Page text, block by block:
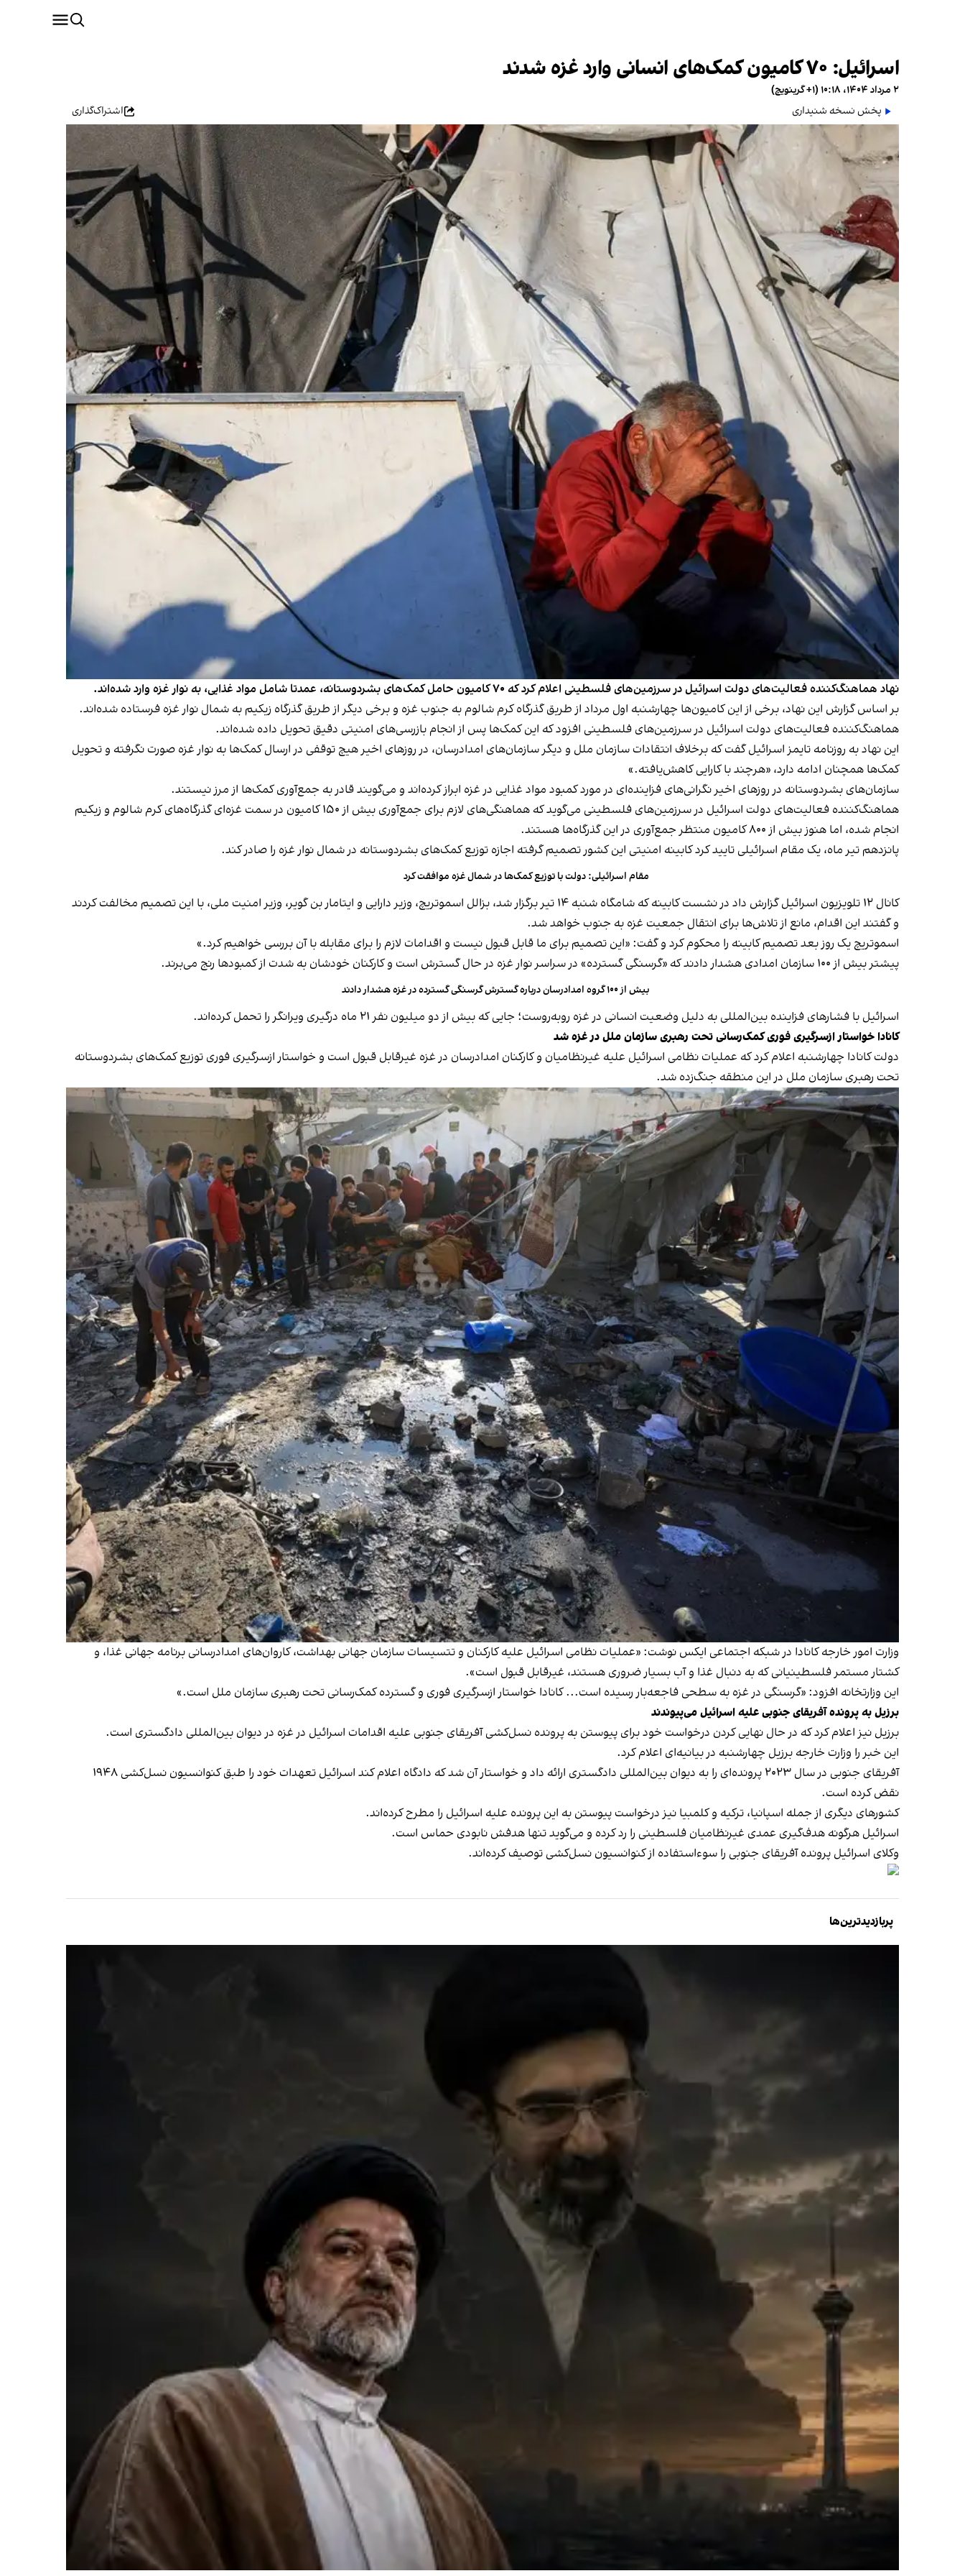
اسرائیل: ۷۰ کامیون کمک‌های انسانی وارد غزه شدند
۲ مرداد ۱۴۰۴، ۱۰:۱۸ (‎+۱ گرینویچ)
پخش نسخه شنیداری
اشتراک‌گذاری
نهاد هماهنگ‌کننده فعالیت‌های دولت اسرائیل در سرزمین‌های فلسطینی اعلام کرد که ۷۰ کامیون حامل کمک‌های بشردوستانه، عمدتا شامل مواد غذایی، به نوار غزه وارد شده‌اند.
بر اساس گزارش این نهاد، برخی از این کامیون‌ها چهارشنبه اول مرداد از طریق گذرگاه کرم شالوم به جنوب غزه و برخی دیگر از طریق گذرگاه زیکیم به شمال نوار غزه فرستاده شده‌اند.
هماهنگ‌کننده فعالیت‌های دولت اسرائیل در سرزمین‌های فلسطینی افزود که این کمک‌ها پس از انجام بازرسی‌های امنیتی دقیق تحویل داده شده‌اند.
این نهاد به روزنامه تایمز اسرائیل گفت که برخلاف انتقادات سازمان ملل و دیگر سازمان‌های امدادرسان، در روزهای اخیر هیچ توقفی در ارسال کمک‌ها به نوار غزه صورت نگرفته و تحویل
کمک‌ها همچنان ادامه دارد، «هرچند با کارایی کاهش‌یافته.»
سازمان‌های بشردوستانه در روزهای اخیر نگرانی‌های فزاینده‌ای در مورد کمبود مواد غذایی در غزه ابراز کرده‌اند و می‌گویند قادر به جمع‌آوری کمک‌ها از مرز نیستند.
هماهنگ‌کننده فعالیت‌های دولت اسرائیل در سرزمین‌های فلسطینی می‌گوید که هماهنگی‌های لازم برای جمع‌آوری بیش از ۱۵۰ کامیون در سمت غزه‌ای گذرگاه‌های کرم شالوم و زیکیم
انجام شده، اما هنوز بیش از ۸۰۰ کامیون منتظر جمع‌آوری در این گذرگاه‌ها هستند.
پانزدهم تیر ماه، یک مقام اسرائیلی تایید کرد کابینه امنیتی این کشور تصمیم گرفته اجازه توزیع کمک‌های بشردوستانه در شمال نوار غزه را صادر کند.
مقام اسرائیلی: دولت با توزیع کمک‌ها در شمال غزه موافقت کرد
کانال ۱۲ تلویزیون اسرائیل گزارش داد در نشست کابینه که شامگاه شنبه ۱۴ تیر برگزار شد، بزالل اسموتریچ، وزیر دارایی و ایتامار بن گویر، وزیر امنیت ملی، با این تصمیم مخالفت کردند
و گفتند این اقدام، مانع از تلاش‌ها برای انتقال جمعیت غزه به جنوب خواهد شد.
اسموتریچ یک روز بعد تصمیم کابینه را محکوم کرد و گفت: «این تصمیم برای ما قابل قبول نیست و اقدامات لازم را برای مقابله با آن بررسی خواهیم کرد.»
پیشتر بیش از ۱۰۰ سازمان امدادی هشدار دادند که «گرسنگی گسترده» در سراسر نوار غزه در حال گسترش است و کارکنان خودشان به شدت از کمبودها رنج می‌برند.
بیش از ۱۰۰ گروه امدادرسان درباره گسترش گرسنگی گسترده در غزه هشدار دادند
اسرائیل با فشارهای فزاینده بین‌المللی به دلیل وضعیت انسانی در غزه روبه‌روست؛ جایی که بیش از دو میلیون نفر ۲۱ ماه درگیری ویرانگر را تحمل کرده‌اند.
کانادا خواستار ازسرگیری فوری کمک‌رسانی تحت رهبری سازمان ملل در غزه شد
دولت کانادا چهارشنبه اعلام کرد که عملیات نظامی اسرائیل علیه غیرنظامیان و کارکنان امدادرسان در غزه غیرقابل قبول است و خواستار ازسرگیری فوری توزیع کمک‌های بشردوستانه
تحت رهبری سازمان ملل در این منطقه جنگ‌زده شد.
وزارت امور خارجه کانادا در شبکه اجتماعی ایکس نوشت: «عملیات نظامی اسرائیل علیه کارکنان و تتسیسات سازمان جهانی بهداشت، کاروان‌های امداد‌رسانی برنامه جهانی غذا، و
کشتار مستمر فلسطینیانی که به دنبال غذا و آب بسیار ضروری هستند، غیرقابل قبول است».
این وزارتخانه افزود: «گرسنگی در غزه به سطحی فاجعه‌بار رسیده است... کانادا خواستار ازسرگیری فوری و گسترده کمک‌رسانی تحت رهبری سازمان ملل است.»
برزیل به پرونده آفریقای جنوبی علیه اسرائیل می‌پیوندند
برزیل نیز اعلام کرد که در حال نهایی کردن درخواست خود برای پیوستن به پرونده نسل‌کشی آفریقای جنوبی علیه اقدامات اسرائیل در غزه در دیوان بین‌المللی دادگستری است.
این خبر را وزارت خارجه برزیل چهارشنبه در بیانیه‌ای اعلام کرد.
آفریقای جنوبی در سال ۲۰۲۳ پرونده‌ای را به دیوان بین‌المللی دادگستری ارائه داد و خواستار آن شد که دادگاه اعلام کند اسرائیل تعهدات خود را طبق کنوانسیون نسل‌کشی ۱۹۴۸
نقض کرده است.
کشورهای دیگری از جمله اسپانیا، ترکیه و کلمبیا نیز درخواست پیوستن به این پرونده علیه اسرائیل را مطرح کرده‌اند.
اسرائیل هرگونه هدف‌گیری عمدی غیرنظامیان فلسطینی را رد کرده و می‌گوید تنها هدفش نابودی حماس است.
وکلای اسرائیل پرونده آفریقای جنوبی را سوء‌استفاده از کنوانسیون نسل‌کشی توصیف کرده‌اند.
پربازدیدترین‌ها